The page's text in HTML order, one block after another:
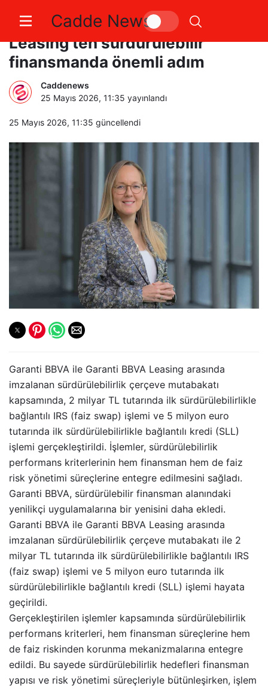
Cadde News
Garanti BBVA ve Garanti BBVA
Leasing’ten sürdürülebilir
finansmanda önemli adım
Caddenews
25 Mayıs 2026, 11:35 yayınlandı
25 Mayıs 2026, 11:35 güncellendi
Garanti BBVA ile Garanti BBVA Leasing arasında
imzalanan sürdürülebilirlik çerçeve mutabakatı
kapsamında, 2 milyar TL tutarında ilk sürdürülebilirlikle
bağlantılı IRS (faiz swap) işlemi ve 5 milyon euro
tutarında ilk sürdürülebilirlikle bağlantılı kredi (SLL)
işlemi gerçekleştirildi. İşlemler, sürdürülebilirlik
performans kriterlerinin hem finansman hem de faiz
risk yönetimi süreçlerine entegre edilmesini sağladı.
Garanti BBVA, sürdürülebilir finansman alanındaki
yenilikçi uygulamalarına bir yenisini daha ekledi.
Garanti BBVA ile Garanti BBVA Leasing arasında
imzalanan sürdürülebilirlik çerçeve mutabakatı ile 2
milyar TL tutarında ilk sürdürülebilirlikle bağlantılı IRS
(faiz swap) işlemi ve 5 milyon euro tutarında ilk
sürdürülebilirlikle bağlantılı kredi (SLL) işlemi hayata
geçirildi.
Gerçekleştirilen işlemler kapsamında sürdürülebilirlik
performans kriterleri, hem finansman süreçlerine hem
de faiz riskinden korunma mekanizmalarına entegre
edildi. Bu sayede sürdürülebilirlik hedefleri finansman
yapısı ve risk yönetimi süreçleriyle bütünleşirken, işlem